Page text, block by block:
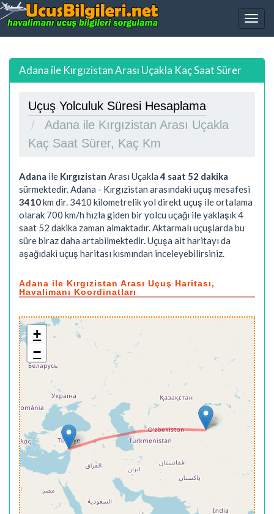
Adana ile Kırgızistan Arası Uçakla Kaç Saat Sürer
Uçuş Yolculuk Süresi Hesaplama
Adana ile Kırgızistan Arası Uçakla
Kaç Saat Sürer, Kaç Km
Adana ile Kırgızistan Arası Uçakla4 saat 52 dakika
sürmektedir. Adana - Kırgızistan arasındaki uçuş mesafesi
3410km dir. 3410 kilometrelik yol direkt uçuş ile ortalama
olarak 700 km/h hızla giden bir yolcu uçağı ile yaklaşık4
saat 52 dakika zaman almaktadır. Aktarmalı uçuşlarda bu
süre biraz daha artabilmektedir. Uçuşa ait haritayı da
aşağıdaki uçuş haritası kısmından inceleyebilirsiniz.
Adana ile Kırgızistan Arası Uçuş Haritası,
Havalimanı Koordinatları
+
−